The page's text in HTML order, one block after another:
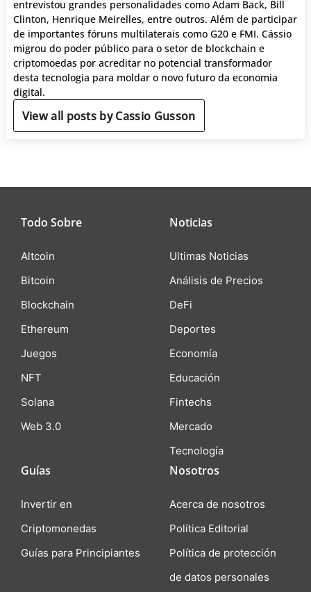
entrevistou grandes personalidades como Adam Back, Bill
Clinton, Henrique Meirelles, entre outros. Além de participar
de importantes fóruns multilaterais como G20 e FMI. Cássio
migrou do poder público para o setor de blockchain e
criptomoedas por acreditar no potencial transformador
desta tecnologia para moldar o novo futuro da economia
digital.
View all posts by Cassio Gusson
Todo Sobre
Altcoin
Bitcoin
Blockchain
Ethereum
Juegos
NFT
Solana
Web 3.0
Noticias
Ultimas Noticias
Análisis de Precios
DeFi
Deportes
Economía
Educación
Fintechs
Mercado
Tecnología
Guías
Invertir en
Criptomonedas
Guías para Principiantes
Nosotros
Acerca de nosotros
Política Editorial
Política de protección
de datos personales